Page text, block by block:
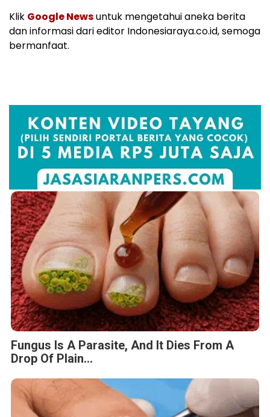
Klik Google Newsuntuk mengetahui aneka berita
dan informasi dari editor Indonesiaraya.co.id, semoga
bermanfaat.
Fungus Is A Parasite, And It Dies From A
Drop Of Plain...